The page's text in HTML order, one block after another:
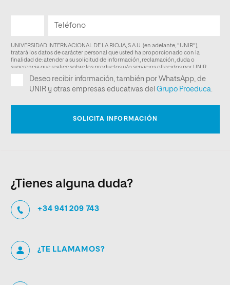
¿Tienes alguna duda?
+34 941 209 743
¿TE LLAMAMOS?